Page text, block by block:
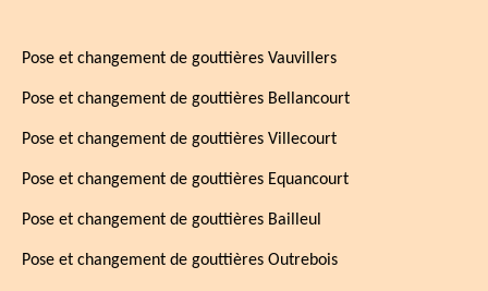
Pose et changement de gouttières Vauvillers
Pose et changement de gouttières Bellancourt
Pose et changement de gouttières Villecourt
Pose et changement de gouttières Equancourt
Pose et changement de gouttières Bailleul
Pose et changement de gouttières Outrebois